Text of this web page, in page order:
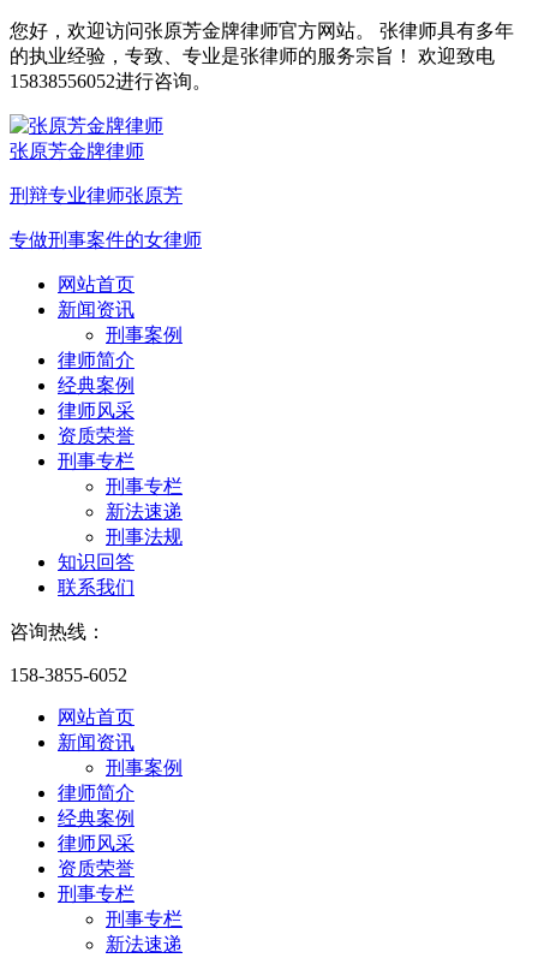
您好，欢迎访问张原芳金牌律师官方网站。 张律师具有多年
的执业经验，专致、专业是张律师的服务宗旨！ 欢迎致电
15838556052进行咨询。
张原芳金牌律师
刑辩专业律师张原芳
专做刑事案件的女律师
网站首页
新闻资讯
刑事案例
律师简介
经典案例
律师风采
资质荣誉
刑事专栏
刑事专栏
新法速递
刑事法规
知识回答
联系我们
咨询热线：
158-3855-6052
网站首页
新闻资讯
刑事案例
律师简介
经典案例
律师风采
资质荣誉
刑事专栏
刑事专栏
新法速递